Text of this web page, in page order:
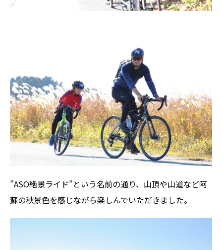
”ASO絶景ライド”という名前の通り、山頂や山道など阿
蘇の秋景色を感じながら楽しんでいただきました。